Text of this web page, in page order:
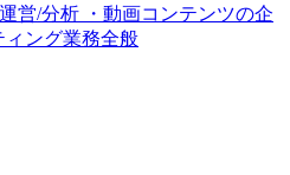
営/分析 ・動画コンテンツの企
ィング業務全般